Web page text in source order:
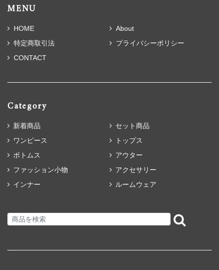
MENU
HOME
About
特定商取引法
プライバシーポリシー
CONTACT
Category
新着商品
セット商品
ワンピース
トップス
ボトムス
アウター
ファッション小物
アクセサリー
インナー
ルームウェア